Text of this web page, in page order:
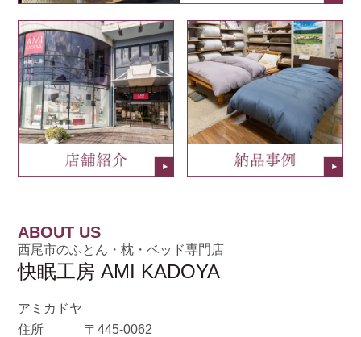
ABOUT US
西尾市のふとん・枕・ベッド専門店
快眠工房 AMI KADOYA
アミカドヤ
住所
〒445-0062